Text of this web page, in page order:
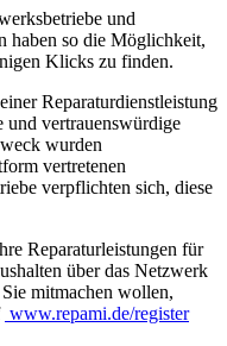
und
haben so die Möglichkeit,
Klicks zu finden.
Reparaturdienstleistung
und vertrauenswürdige
wurden
vertretenen
verpflichten sich, diese
Reparaturleistungen für
über das Netzwerk
mitmachen wollen,
www.repami.de/register